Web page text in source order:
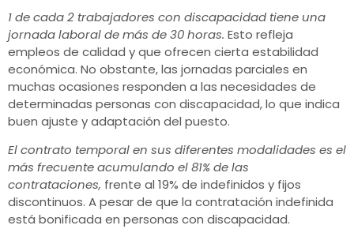
1 de cada 2 trabajadores con discapacidad tiene una
jornada laboral de más de 30 horas. Esto refleja
empleos de calidad y que ofrecen cierta estabilidad
económica. No obstante, las jornadas parciales en
muchas ocasiones responden a las necesidades de
determinadas personas con discapacidad, lo que indica
buen ajuste y adaptación del puesto.
El contrato temporal en sus diferentes modalidades es el
más frecuente acumulando el 81% de las
contrataciones, frente al 19% de indefinidos y fijos
discontinuos. A pesar de que la contratación indefinida
está bonificada en personas con discapacidad.